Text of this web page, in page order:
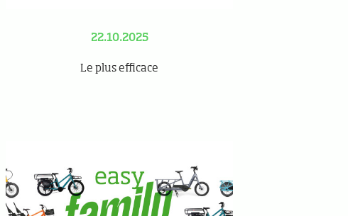
22.10.2025
Le plus efficace